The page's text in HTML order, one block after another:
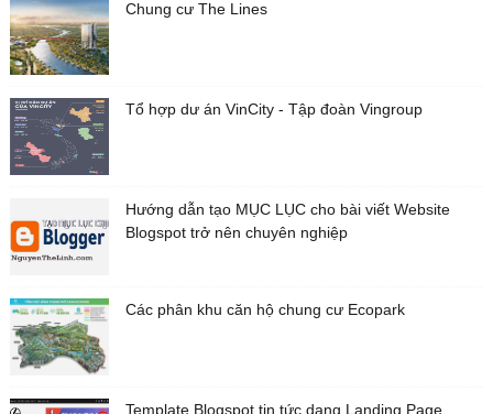
Chung cư The Lines
Tổ hợp dư án VinCity - Tập đoàn Vingroup
Hướng dẫn tạo MỤC LỤC cho bài viết Website
Blogspot trở nên chuyên nghiệp
Các phân khu căn hộ chung cư Ecopark
Template Blogspot tin tức dạng Landing Page